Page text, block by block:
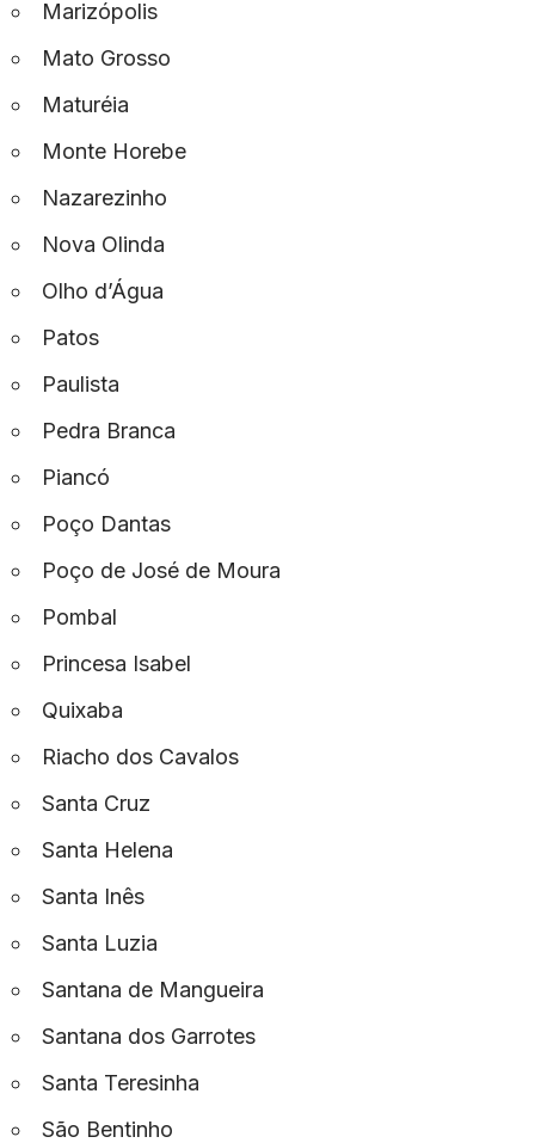
Marizópolis
Mato Grosso
Maturéia
Monte Horebe
Nazarezinho
Nova Olinda
Olho d’Água
Patos
Paulista
Pedra Branca
Piancó
Poço Dantas
Poço de José de Moura
Pombal
Princesa Isabel
Quixaba
Riacho dos Cavalos
Santa Cruz
Santa Helena
Santa Inês
Santa Luzia
Santana de Mangueira
Santana dos Garrotes
Santa Teresinha
São Bentinho